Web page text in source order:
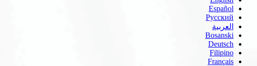
Español
Русский
العربية
Bosanski
Deutsch
Filipino
Français